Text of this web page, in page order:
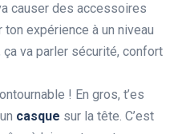
causer des accessoires
expérience à un niveau
va parler sécurité, confort
! En gros, t’es
casque sur la tête. C’est